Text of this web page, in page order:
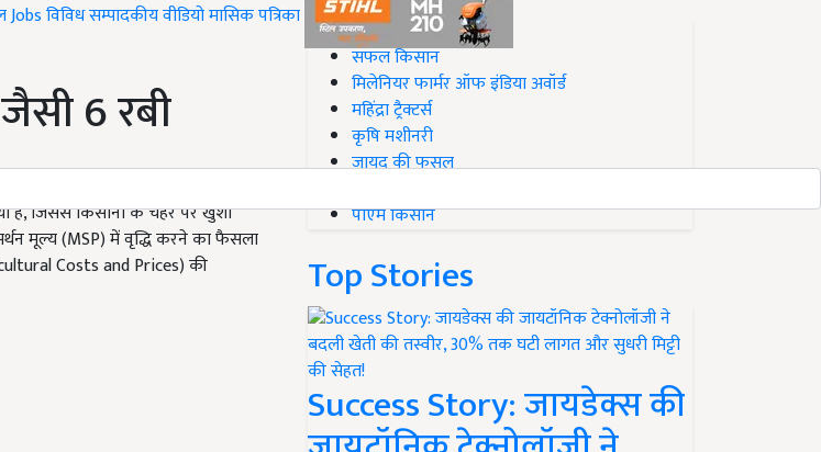
Jobsविविधसम्पादकीयवीडियोमासिक पत्रिका
6 रबी
है, जिससे किसानों के चेहरे पर खुशी
मूल्य (MSP) में वृद्धि करने का फैसला
Costs and Prices) की
#Top on Krishi Jagran
सफल किसान
मिलेनियर फार्मर ऑफ इंडिया अवॉर्ड
महिंद्रा ट्रैक्टर्स
कृषि मशीनरी
जायद की फसल
पीएम किसान
Top Stories
Success Story: जायडेक्स की